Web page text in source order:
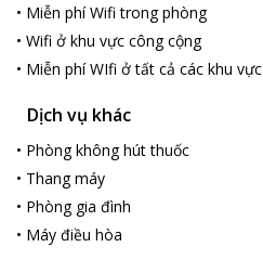
• Miễn phí Wifi trong phòng
• Wifi ở khu vực công cộng
• Miễn phí WIfi ở tất cả các khu vực
Dịch vụ khác
• Phòng không hút thuốc
• Thang máy
• Phòng gia đình
• Máy điều hòa